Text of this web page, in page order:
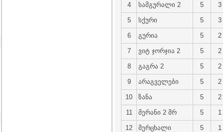
4 სამგურალი 2 5 3
5 სქური 5 3
6 გურია 5 2
7 ვიტ ჯორჯია 2 5 2
8 გაგრა 2 5 2
9 არაგველები 5 2
10 ზანა 5 2
11 მერანი 2 მრ 5 1
12 მერცხალი 5 1